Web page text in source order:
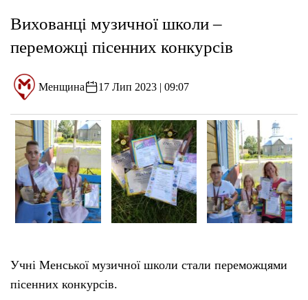
Вихованці музичної школи –
переможці пісенних конкурсів
Менщина 17 Лип 2023 | 09:07
Учні Менської музичної школи стали переможцями
пісенних конкурсів.